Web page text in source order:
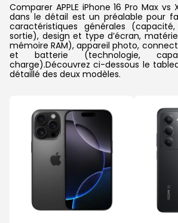
Comparer APPLE iPhone 16 Pro Max vs
dans le détail est un préalable pour
caractéristiques générales
sortie), design et type d’écran,
mémoire RAM), appareil photo,
et batterie (technologie,
charge).Découvrez ci-dessous le
détaillé des deux modèles.